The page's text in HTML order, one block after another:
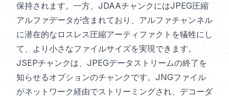
保持されます。一方、JDAAチャンクにはJPEG圧縮
アルファデータが含まれており、アルファチャンネル
に潜在的なロスレス圧縮アーティファクトを犠牲にし
て、より小さなファイルサイズを実現できます。
JSEPチャンクは、JPEGデータストリームの終了を
知らせるオプションのチャンクです。JNGファイル
がネットワーク経由でストリーミングされ、デコーダ